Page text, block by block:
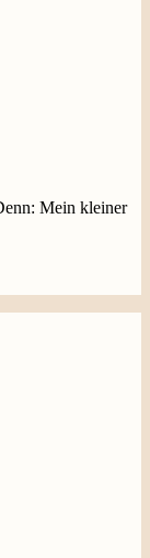
Mein kleiner